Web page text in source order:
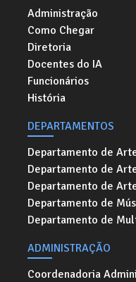
Administração
Como Chegar
Diretoria
Docentes do IA
Funcionários
História
DEPARTAMENTOS
Departamento de
Departamento de
Departamento de
Departamento de
Departamento de
ADMINISTRAÇÃO
Coordenadoria